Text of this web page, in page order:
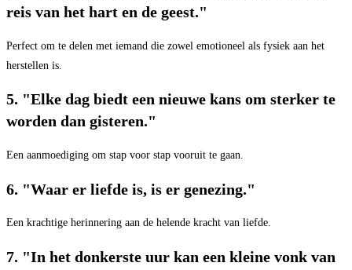
reis van het hart en de geest."
Perfect om te delen met iemand die zowel emotioneel als fysiek aan het
herstellen is.
5. "Elke dag biedt een nieuwe kans om sterker te
worden dan gisteren."
Een aanmoediging om stap voor stap vooruit te gaan.
6. "Waar er liefde is, is er genezing."
Een krachtige herinnering aan de helende kracht van liefde.
7. "In het donkerste uur kan een kleine vonk van